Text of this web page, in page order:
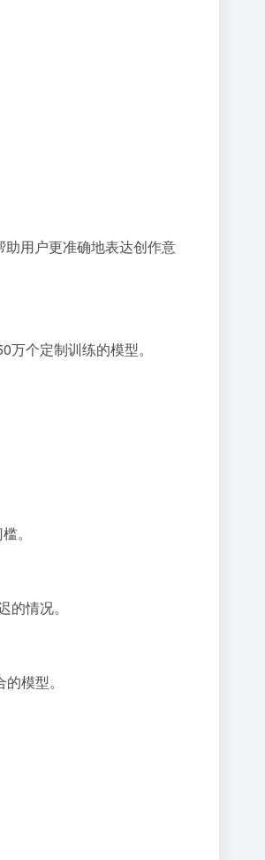
助用户更准确地表达创作意
个定制训练的模型。
。
情况。
模型。